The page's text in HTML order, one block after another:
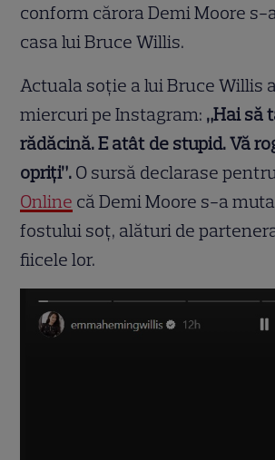
conform cărora Demi Moore
casa lui Bruce Willis.
Actuala soție a lui Bruce Willis
miercuri pe Instagram: „Hai să
rădăcină. E atât de stupid. Vă
opriți”. O sursă declarase
Online că Demi Moore s-a
fostului soț, alături de
fiicele lor.